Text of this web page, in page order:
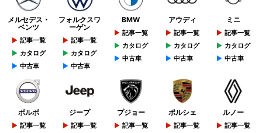
メルセデス・
ベンツ
記事一覧
カタログ
中古車
フォルクスワ
ーゲン
記事一覧
カタログ
中古車
BMW
記事一覧
カタログ
中古車
アウディ
記事一覧
カタログ
中古車
ミニ
記事一覧
カタログ
中古車
ボルボ
記事一覧
ジープ
記事一覧
プジョー
記事一覧
ポルシェ
記事一覧
ルノー
記事一覧